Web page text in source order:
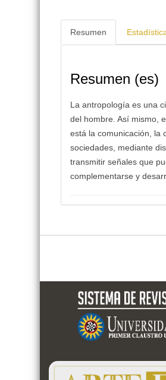
Resumen
Resumen (es)
La antropología es una
del hombre. Así mismo,
está la comunicación, la
sociedades, mediante
transmitir señales que
complementarse y